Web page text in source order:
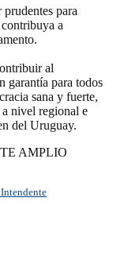
para
a
al
garantía para todos
sana y fuerte,
nivel regional e
del Uruguay.
AMPLIO